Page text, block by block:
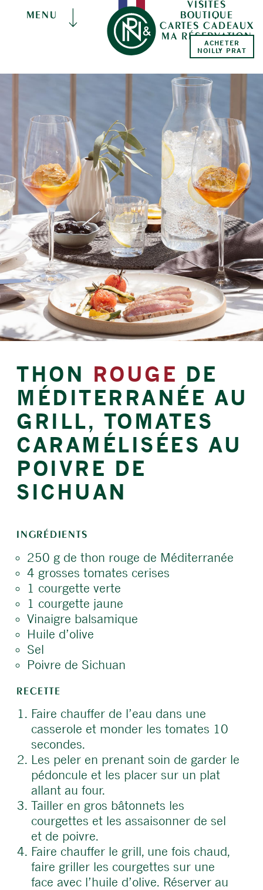
ACHETER
NOILLY PRAT
MENU
VISITES
BOUTIQUE
CARTES CADEAUX
MA RÉSERVATION
THON ROUGE DE
MÉDITERRANÉE AU
GRILL, TOMATES
CARAMÉLISÉES AU
POIVRE DE
SICHUAN
INGRÉDIENTS
250 g de thon rouge de Méditerranée
4 grosses tomates cerises
1 courgette verte
1 courgette jaune
Vinaigre balsamique
Huile d’olive
Sel
Poivre de Sichuan
RECETTE
Faire chauffer de l’eau dans une
casserole et monder les tomates 10
secondes.
Les peler en prenant soin de garder le
pédoncule et les placer sur un plat
allant au four.
Tailler en gros bâtonnets les
courgettes et les assaisonner de sel
et de poivre.
Faire chauffer le grill, une fois chaud,
faire griller les courgettes sur une
face avec l’huile d’olive. Réserver au